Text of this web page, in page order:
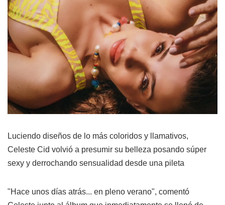
Luciendo diseños de lo más coloridos y llamativos,
Celeste Cid volvió a presumir su belleza posando súper
sexy y derrochando sensualidad desde una pileta
"Hace unos días atrás... en pleno verano", comentó